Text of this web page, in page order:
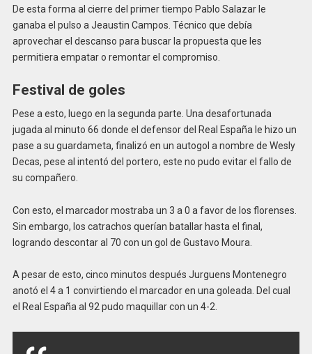
De esta forma al cierre del primer tiempo Pablo Salazar le
ganaba el pulso a Jeaustin Campos. Técnico que debía
aprovechar el descanso para buscar la propuesta que les
permitiera empatar o remontar el compromiso.
Festival de goles
Pese a esto, luego en la segunda parte. Una desafortunada
jugada al minuto 66 donde el defensor del Real España le hizo un
pase a su guardameta, finalizó en un autogol a nombre de Wesly
Decas, pese al intentó del portero, este no pudo evitar el fallo de
su compañero.
Con esto, el marcador mostraba un 3 a 0 a favor de los florenses.
Sin embargo, los catrachos querían batallar hasta el final,
logrando descontar al 70 con un gol de Gustavo Moura.
A pesar de esto, cinco minutos después Jurguens Montenegro
anotó el 4 a 1 convirtiendo el marcador en una goleada. Del cual
el Real España al 92 pudo maquillar con un 4-2.